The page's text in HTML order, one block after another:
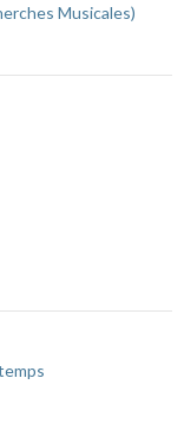
Musicales)